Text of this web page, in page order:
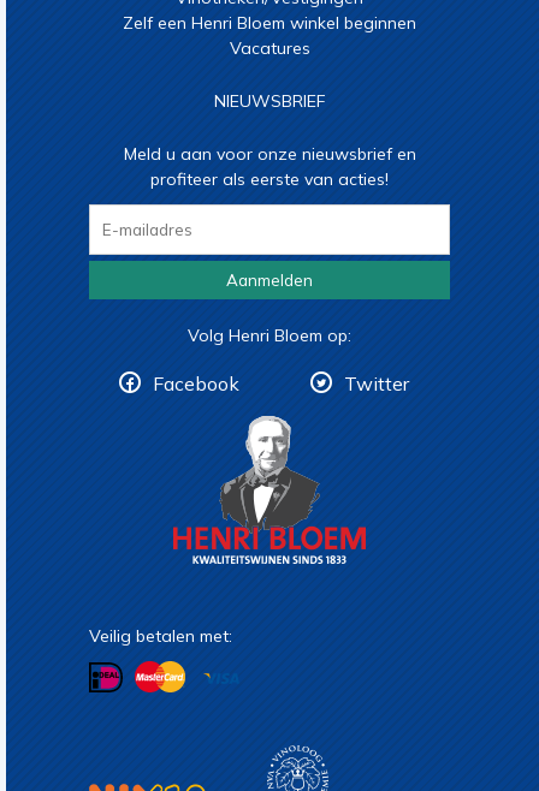
Zelf een Henri Bloem winkel beginnen
Vacatures
NIEUWSBRIEF
Meld u aan voor onze nieuwsbrief en
profiteer als eerste van acties!
Aanmelden
Volg Henri Bloem op:
Facebook Twitter
Veilig betalen met: